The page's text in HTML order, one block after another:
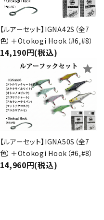
【ルアーセット】IGNA42S（全7
色）＋Otokogi Hook（#6,#8）
14,190円(税込)
【ルアーセット】IGNA50S（全7
色）＋Otokogi Hook（#6,#8）
14,960円(税込)
star
close